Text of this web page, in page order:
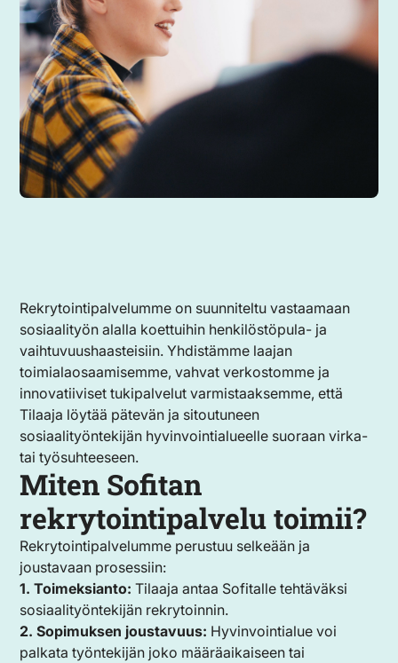
Rekrytointipalvelumme on suunniteltu vastaamaan
sosiaalityön alalla koettuihin henkilöstöpula- ja
vaihtuvuushaasteisiin. Yhdistämme laajan
toimialaosaamisemme, vahvat verkostomme ja
innovatiiviset tukipalvelut varmistaaksemme, että
Tilaaja löytää pätevän ja sitoutuneen
sosiaalityöntekijän hyvinvointialueelle suoraan virka-
tai työsuhteeseen.
Miten Sofitan
rekrytointipalvelu toimii?
Rekrytointipalvelumme perustuu selkeään ja
joustavaan prosessiin:
1. Toimeksianto: Tilaaja antaa Sofitalle tehtäväksi
sosiaalityöntekijän rekrytoinnin.
2. Sopimuksen joustavuus: Hyvinvointialue voi
palkata työntekijän joko määräaikaiseen tai